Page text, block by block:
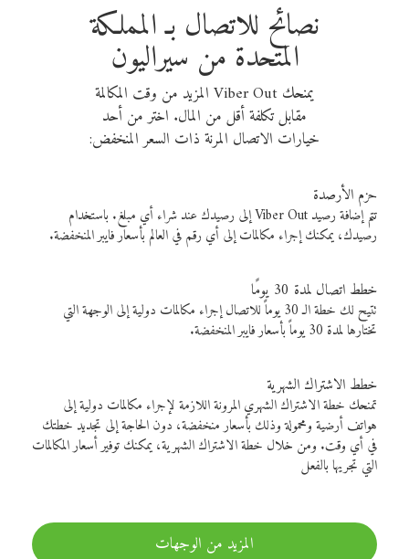
نصائح للاتصال بـ المملكة
المتحدة من سيراليون
يمنحك Viber Out المزيد من وقت المكالمة
مقابل تكلفة أقل من المال. اختر من أحد
خيارات الاتصال المرنة ذات السعر المنخفض:
حزم الأرصدة
تتم إضافة رصيد Viber Out إلى رصيدك عند شراء أي مبلغ. باستخدام
رصيدك، يمكنك إجراء مكالمات إلى أي رقم في العالم بأسعار فايبر المنخفضة.
خطط اتصال لمدة 30 يومًا
تتيح لك خطة الـ 30 يوماً للاتصال إجراء مكالمات دولية إلى الوجهة التي
تختارها لمدة 30 يوماً بأسعار فايبر المنخفضة.
خطط الاشتراك الشهرية
تمنحك خطة الاشتراك الشهري المرونة اللازمة لإجراء مكالمات دولية إلى
هواتف أرضية ومحمولة وذلك بأسعار منخفضة، دون الحاجة إلى تجديد خطتك
في أي وقت. ومن خلال خطة الاشتراك الشهرية، يمكنك توفير أسعار المكالمات
التي تجريها بالفعل
المزيد من الوجهات